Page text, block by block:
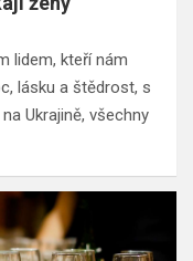
lidem, kteří nám
lásku a štědrost, s
Ukrajině, všechny